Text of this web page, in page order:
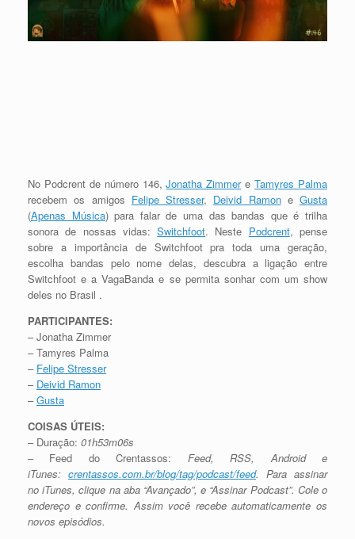
No Podcrent de número 146,Jonatha ZimmereTamyres Palma
recebem os amigos Felipe Stresser, Deivid Ramone Gusta
(Apenas Música) para falar de uma das bandas que é trilha
sonora de nossas vidas:Switchfoot. Neste Podcrent, pense
sobre a importância de Switchfoot pra toda uma geração,
escolha bandas pelo nome delas, descubra a ligação entre
Switchfoot e a VagaBanda e se permita sonhar com um show
deles no Brasil .
PARTICIPANTES:
– Jonatha Zimmer
– Tamyres Palma
– Felipe Stresser
– Deivid Ramon
–Gusta
COISAS ÚTEIS:
– Duração: 01h53m06s
– Feed do Crentassos: Feed, RSS, Android e
iTunes: crentassos.com.br/blog/tag/podcast/feed. Para assinar
no iTunes, clique na aba “Avançado”, e “Assinar Podcast”. Cole o
endereço e confirme. Assim você recebe automaticamente os
novos episódios.